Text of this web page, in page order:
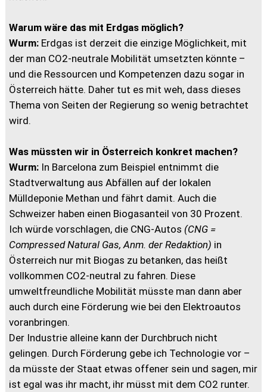
Warum wäre das mit Erdgas möglich?
Wurm: Erdgas ist derzeit die einzige Möglichkeit, mit
der man CO2-neutrale Mobilität umsetzten könnte –
und die Ressourcen und Kompetenzen dazu sogar in
Österreich hätte. Daher tut es mit weh, dass dieses
Thema von Seiten der Regierung so wenig betrachtet
wird.
Was müssten wir in Österreich konkret machen?
Wurm: In Barcelona zum Beispiel entnimmt die
Stadtverwaltung aus Abfällen auf der lokalen
Mülldeponie Methan und fährt damit. Auch die
Schweizer haben einen Biogasanteil von 30 Prozent.
Ich würde vorschlagen, die CNG-Autos (CNG =
Compressed Natural Gas, Anm. der Redaktion) in
Österreich nur mit Biogas zu betanken, das heißt
vollkommen CO2-neutral zu fahren. Diese
umweltfreundliche Mobilität müsste man dann aber
auch durch eine Förderung wie bei den Elektroautos
voranbringen.
Der Industrie alleine kann der Durchbruch nicht
gelingen. Durch Förderung gebe ich Technologie vor –
da müsste der Staat etwas offener sein und sagen, mir
ist egal was ihr macht, ihr müsst mit dem CO2 runter.